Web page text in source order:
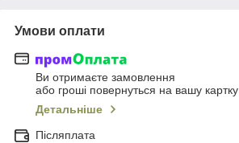
Умови оплати
Ви отримаєте замовлення
або гроші повернуться на вашу картку
Детальніше
Післяплата